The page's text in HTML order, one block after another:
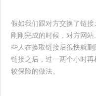
假如我们跟对方交换了链
刚刚完成的时候，对方网
些人在换取链接后很快就
链接之后，过一两个小时
较保险的做法。